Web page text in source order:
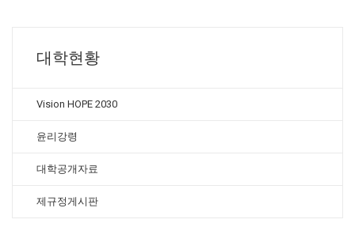
대학현황
Vision HOPE 2030
윤리강령
대학공개자료
제규정게시판